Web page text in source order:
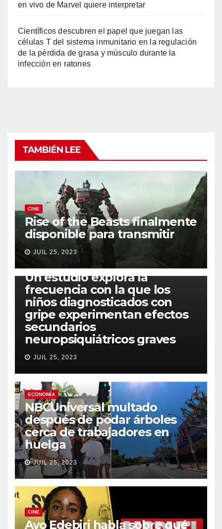
en vivo de Marvel quiere interpretar
Científicos descubren el papel que juegan las
células T del sistema inmunitario en la regulación
de la pérdida de grasa y músculo durante la
infección en ratones
TAMBIÉN LEE
CINE
Rise of the Beasts finalmente
disponible para transmitir
JUIL 25, 2023
Un estudio explora la
frecuencia con la que los
niños diagnosticados con
gripe experimentan efectos
secundarios
neuropsiquiátricos graves
JUIL 25, 2023
ECONOMÍA
NBCUniversal multado
después de podar árboles
cerca de trabajadores en
huelga
JUIL 25, 2023
CINE
Ayo Edebiri habla sobre qué